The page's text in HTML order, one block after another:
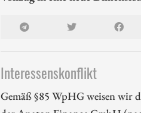
Interessenskonflikt
Gemäß §85 WpHG weisen wir